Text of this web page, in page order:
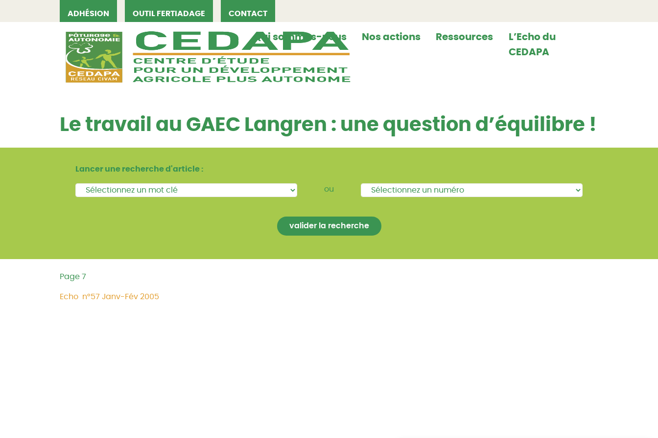
ADHÉSION OUTIL FERTIADAGE CONTACT
CEDAPA Qui sommes-nous Nos actions Ressources
L’Echo du
CEDAPA
Le travail au GAEC Langren : une question d’équilibre !
Lancer une recherche d'article :
ou
Page 7
Echo n°57 Janv-Fév 2005